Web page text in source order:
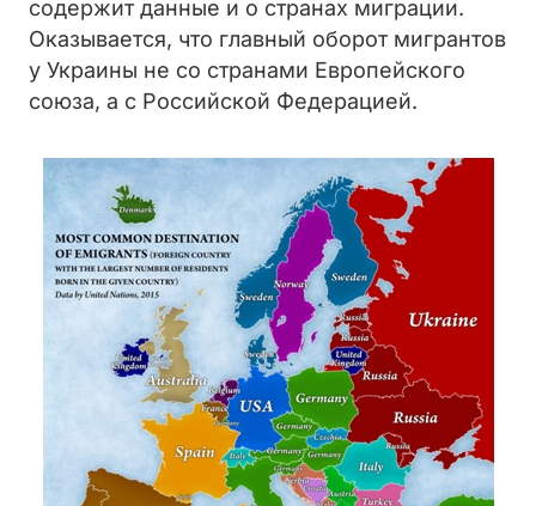
содержит данные и о странах миграции.
Оказывается, что главный оборот мигрантов
у Украины не со странами Европейского
союза, а с Российской Федерацией.